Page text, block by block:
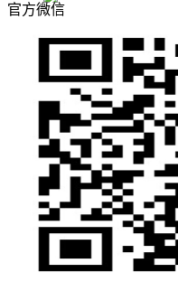
志存高远 追求卓越
招生网
就业网
领导关怀
评估工作
合作交流
学校概况
学校简介
学校董事长
官方微信